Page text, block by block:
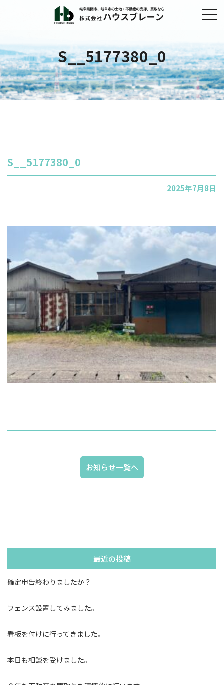
S__5177380_0
S__5177380_0
2025年7月8日
お知らせ一覧へ
最近の投稿
確定申告終わりましたか？
フェンス設置してみました。
看板を付けに行ってきました。
本日も相談を受けました。